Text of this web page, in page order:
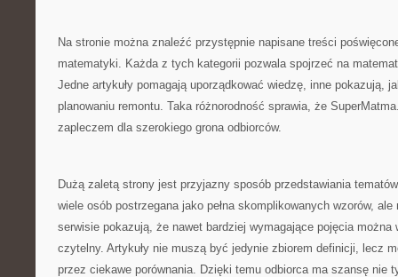
Na stronie można znaleźć przystępnie napisane treści
matematyki. Każda z tych kategorii pozwala spojrzeć na
Jedne artykuły pomagają uporządkować wiedzę, inne pokazują,
planowaniu remontu. Taka różnorodność sprawia, że
zapleczem dla szerokiego grona odbiorców.
Dużą zaletą strony jest przyjazny sposób przedstawiania
wiele osób postrzegana jako pełna skomplikowanych wzorów, ale
serwisie pokazują, że nawet bardziej wymagające pojęcia można
czytelny. Artykuły nie muszą być jedynie zbiorem definicji, lecz
przez ciekawe porównania. Dzięki temu odbiorca ma szansę nie